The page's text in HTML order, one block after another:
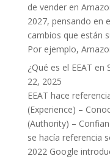
de vender en
2027, pensando en
cambios que están
Por ejemplo,
¿Qué es el EEAT en
22, 2025
EEAT hace
(Experience) –
(Authority) –
se hacía referencia
2022 Google